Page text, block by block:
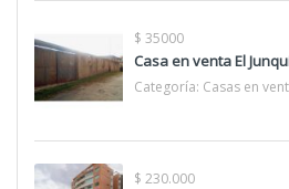
$ 35000
Casa en venta El
Categoría: Casas en
$ 230.000